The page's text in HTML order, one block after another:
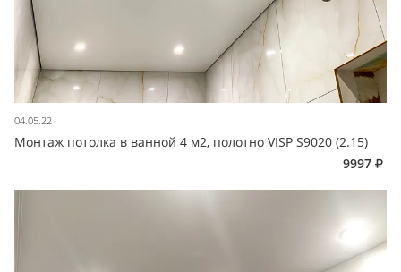
04.05.22
Монтаж потолка в ванной 4 м2, полотно VISP S9020 (2.15)
9997